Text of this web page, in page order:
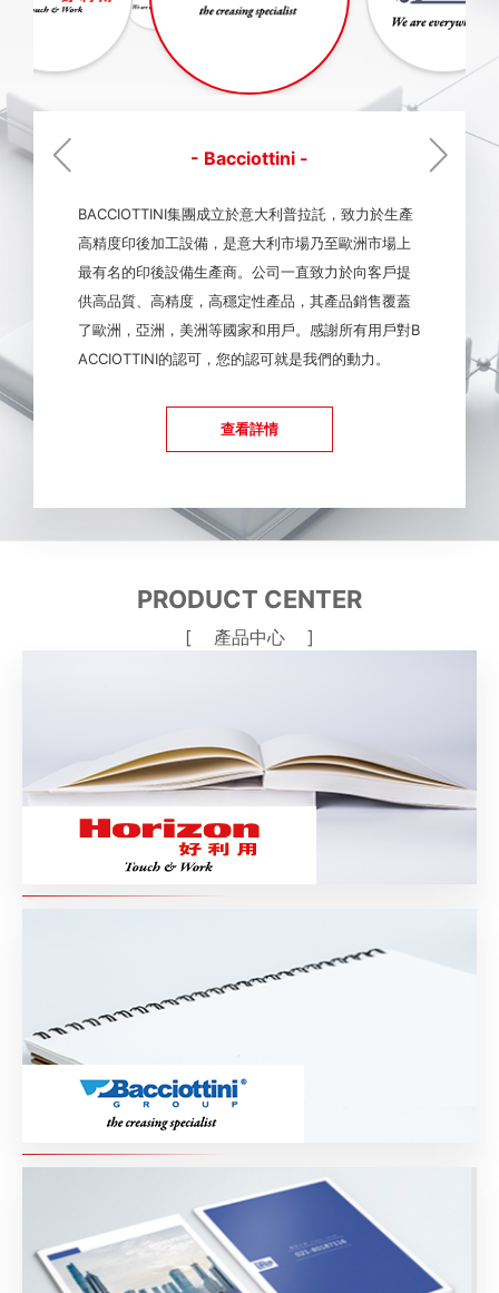
- Bacciottini -
BACCIOTTINI集團成立於意大利普拉託，致力於生產
高精度印後加工設備，是意大利市場乃至歐洲市場上
最有名的印後設備生產商。公司一直致力於向客戶提
供高品質、高精度，高穩定性產品，其產品銷售覆蓋
了歐洲，亞洲，美洲等國家和用戶。感謝所有用戶對B
ACCIOTTINI的認可，您的認可就是我們的動力。
查看詳情
PRODUCT CENTER
[ 產品中心 ]